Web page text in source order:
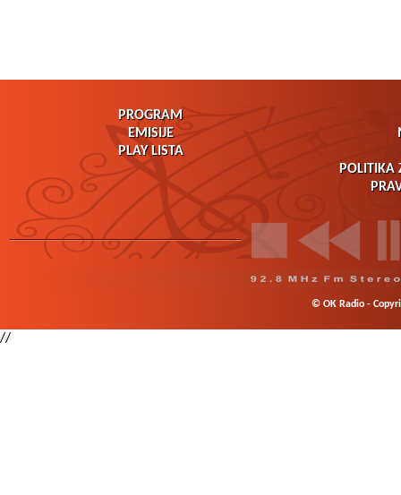
PROGRAM
EMISIJE
PLAY LISTA
POLITIKA
© OK Radio -
//